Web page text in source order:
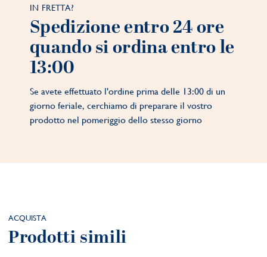
IN FRETTA?
Spedizione entro 24 ore
quando si ordina entro le
13:00
Se avete effettuato l'ordine prima delle 13:00 di un
giorno feriale, cerchiamo di preparare il vostro
prodotto nel pomeriggio dello stesso giorno
ACQUISTA
Prodotti simili